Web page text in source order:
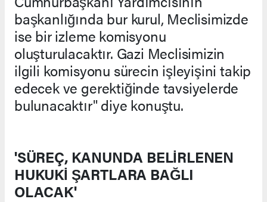
başkanlığında bur kurul, Meclisimizde
ise bir izleme komisyonu
oluşturulacaktır. Gazi Meclisimizin
ilgili komisyonu sürecin işleyişini takip
edecek ve gerektiğinde tavsiyelerde
bulunacaktır" diye konuştu.
'SÜREÇ, KANUNDA BELİRLENEN
HUKUKİ ŞARTLARA BAĞLI
OLACAK'